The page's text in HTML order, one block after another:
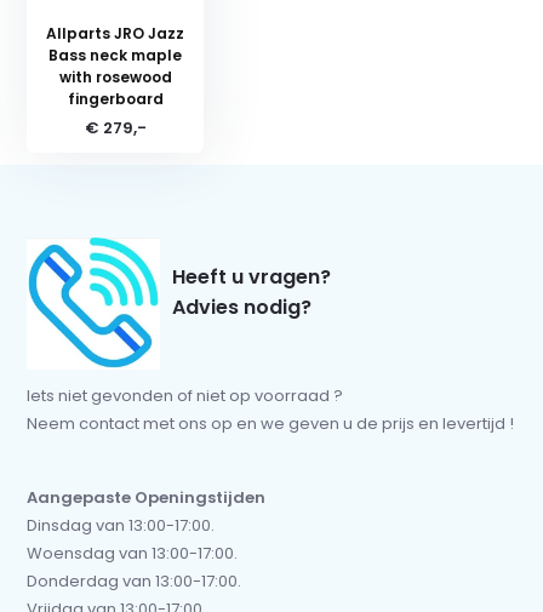
Allparts JRO Jazz
Bass neck maple
with rosewood
fingerboard
€ 279,-
Heeft u vragen?
Advies nodig?
Iets niet gevonden of niet op voorraad ?
Neem contact met ons op en we geven u de prijs en levertijd !
Aangepaste Openingstijden
Dinsdag van 13:00-17:00.
Woensdag van 13:00-17:00.
Donderdag van 13:00-17:00.